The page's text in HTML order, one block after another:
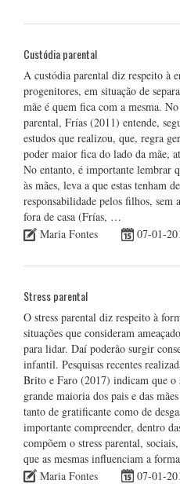
Custódia parental
A custódia parental diz respeito à
progenitores, em situação de
mãe é quem fica com a mesma.
parental, Frías (2011) entende,
estudos que realizou, que, regra
poder maior fica do lado da mãe,
No entanto, é importante lembrar
às mães, leva a que estas tenham
responsabilidade pelos filhos,
fora de casa (Frías, …
Maria Fontes
07-01-
Stress parental
O stress parental diz respeito à
situações que consideram
para lidar. Daí poderão surgir
infantil. Pesquisas recentes
Brito e Faro (2017) indicam que o
grande maioria dos pais e das
tanto de gratificante como de
importante compreender, dentro
compõem o stress parental,
que as mesmas influenciam a
Maria Fontes
07-01-